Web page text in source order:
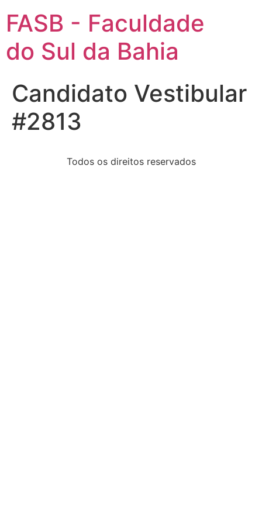
FASB - Faculdade
do Sul da Bahia
Candidato Vestibular
#2813
Todos os direitos reservados